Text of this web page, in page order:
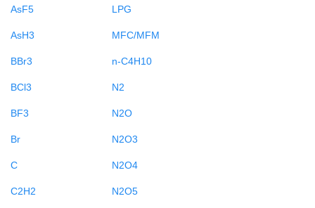
AsF5
AsH3
BBr3
BCl3
BF3
Br
C
C2H2
LPG
MFC/MFM
n-C4H10
N2
N2O
N2O3
N2O4
N2O5